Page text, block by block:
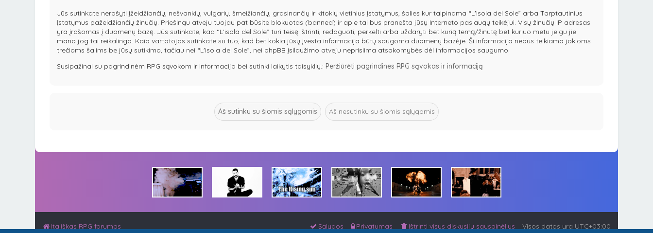
Jūs sutinkate nerašyti įžeidžiančių, nešvankių, vulgarių, šmeižiančių, grasinančių ir kitokių vietinius įstatymus, šalies kur talpinama “L'isola del Sole” arba Tarptautinius
Įstatymus pažeidžiančių žinučių. Priešingu atveju tuojau pat būsite blokuotas (banned) ir apie tai bus pranešta jūsų Interneto paslaugų teikėjui. Visų žinučių IP adresas
yra įrašomas į duomenų bazę. Jūs sutinkate, kad “L'isola del Sole” turi teisę ištrinti, redaguoti, perkelti arba uždaryti bet kurią temą/žinutę bet kuriuo metu jeigu jie
mano jog tai reikalinga. Kaip vartotojas sutinkate su tuo, kad bet kokia jūsų įvesta informacija būtų saugoma duomenų bazėje. Ši informacija nebus teikiama jokioms
trečioms šalims be jūsų sutikimo, tačiau nei “L'isola del Sole”, nei phpBB įsilaužimo atveju neprisiima atsakomybės dėl informacijos saugumo.
Susipažinai su pagrindinėm RPG sąvokom ir informacija bei sutinki laikytis taisyklių.: Peržiūrėti pagrindines RPG sąvokas ir informaciją
Itališkas RPG forumas Visos datos yra UTC+03:00
Ištrinti visus diskusijų sausainėlius
Privatumas
Sąlygos